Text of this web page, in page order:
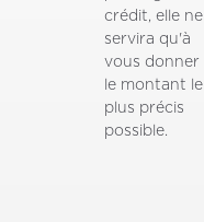
crédit, elle ne
servira qu'à
vous donner
le montant le
plus précis
possible.